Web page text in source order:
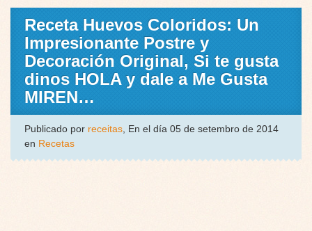
Receta Huevos Coloridos: Un
Impresionante Postre y
Decoración Original, Si te gusta
dinos HOLA y dale a Me Gusta
MIREN…
Publicado por receitas, En el día 05 de setembro de 2014
en Recetas